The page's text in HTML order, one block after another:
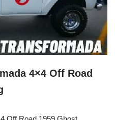
4×4 Off Road